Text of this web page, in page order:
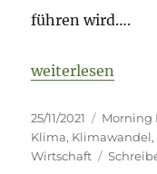
führen wird….
„Morning
weiterlesen
Veröffentlicht
am
25/11/2021 Morning
Klima, Klimawandel,
Wirtschaft